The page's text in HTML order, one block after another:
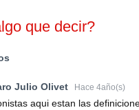
que decir?
Julio Olivet Hace 4año(s)
aqui estan las